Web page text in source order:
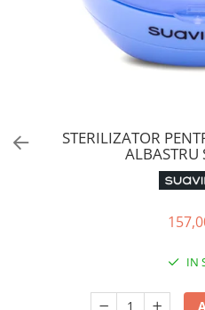
Consultanta Instalare
Jucarii de Sortare
PAPUSI
STERILIZATOR
ALBASTRU
IN